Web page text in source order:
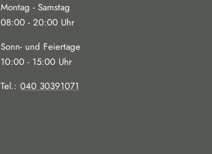
Montag - Samstag
08:00 - 20:00 Uhr
Sonn- und Feiertage
10:00 - 15:00 Uhr
Tel.: 040 30391071